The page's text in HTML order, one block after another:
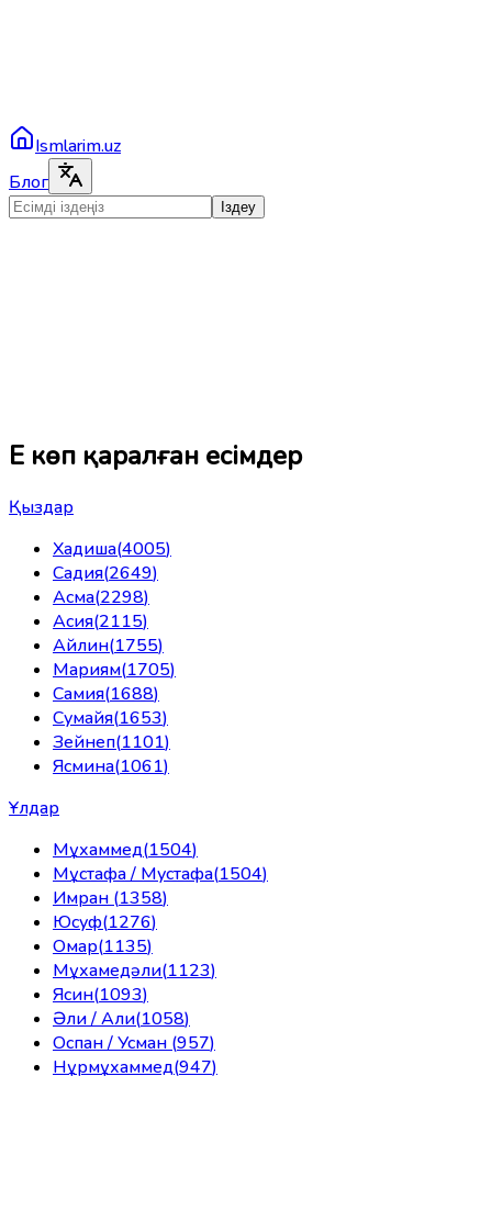
Ismlarim.uz
Блог
Іздеу
Ең көп қаралған есімдер
Қыздар
Хадиша(4005)
Садия(2649)
Асма(2298)
Асия(2115)
Айлин(1755)
Мариям(1705)
Самия(1688)
Сумайя(1653)
Зейнеп(1101)
Ясмина(1061)
Ұлдар
Мұхаммед(1504)
Мұстафа / Мустафа(1504)
Имран (1358)
Юсуф(1276)
Омар(1135)
Мұхамедәли(1123)
Ясин(1093)
Әли / Али(1058)
Оспан / Усман (957)
Нұрмұхаммед(947)